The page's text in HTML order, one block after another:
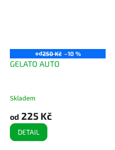
od250 Kč –10 %
GELATO AUTO
Skladem
od 225 Kč
DETAIL